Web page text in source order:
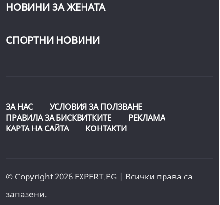
НОВИНИ ЗА ЖЕНАТА
СПОРТНИ НОВИНИ
ЗА НАС
УСЛОВИЯ ЗА ПОЛЗВАНЕ
ПРАВИЛА ЗА БИСКВИТКИТЕ
РЕКЛАМА
КАРТА НА САЙТА
КОНТАКТИ
© Copyright 2026 EXPERT.BG | Всички права са
запазени.